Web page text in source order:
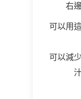
右
可以用
可以減